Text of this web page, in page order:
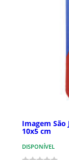
Imagem
10x5 cm
DISPONÍVEL